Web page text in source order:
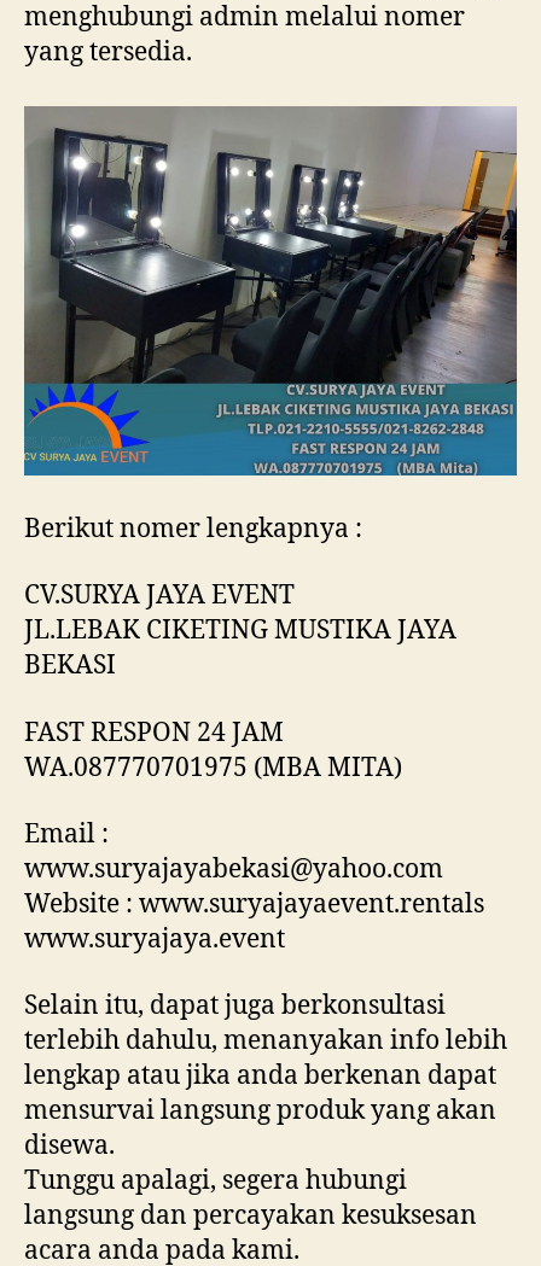
menghubungi admin melalui nomer
yang tersedia.
Berikut nomer lengkapnya :
CV.SURYA JAYA EVENT
JL.LEBAK CIKETING MUSTIKA JAYA
BEKASI
FAST RESPON 24 JAM
WA.087770701975 (MBA MITA)
Email :
www.suryajayabekasi@yahoo.com
Website : www.suryajayaevent.rentals
www.suryajaya.event
Selain itu, dapat juga berkonsultasi
terlebih dahulu, menanyakan info lebih
lengkap atau jika anda berkenan dapat
mensurvai langsung produk yang akan
disewa.
Tunggu apalagi, segera hubungi
langsung dan percayakan kesuksesan
acara anda pada kami.